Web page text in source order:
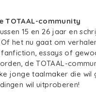
TOTAAL-community
15 en 26 jaar en
het nu gaat om
essays of
de TOTAAL-
jonge taalmaker die wil
wil uitproberen!